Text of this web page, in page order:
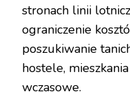
stronach linii
ograniczenie
poszukiwanie
hostele,
wczasowe.